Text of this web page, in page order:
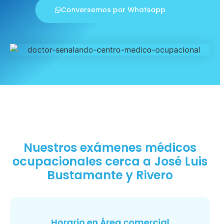
Conversemos por Whatsapp
Nuestros exámenes médicos
ocupacionales cerca a José Luis
Bustamante y Rivero